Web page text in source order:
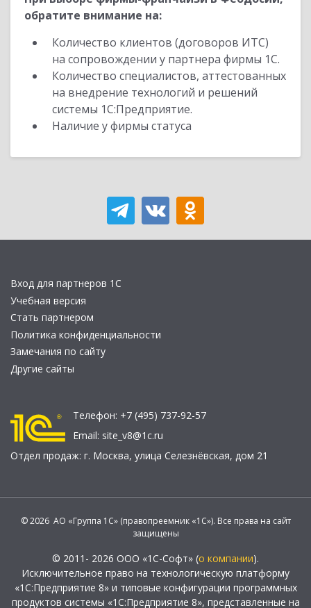
обратите внимание на:
Количество клиентов (договоров ИТС)
на сопровождении у партнера фирмы 1С.
Количество специалистов, аттестованных
на внедрение технологий и решений
системы 1С:Предприятие.
Наличие у фирмы статуса
Вход для партнеров 1С
Учебная версия
Стать партнером
Политика конфиденциальности
Замечания по сайту
Другие сайты
Телефон: +7 (495) 737-92-57
Email: site_v8@1c.ru
Отдел продаж: г. Москва, улица Селезнёвская, дом 21
© 2026 АО «Группа 1С» (правопреемник «1С»). Все права на сайт
защищены
© 2011- 2026 ООО «1С-Софт» (о компании).
Исключительное право на технологическую платформу
«1С:Предприятие 8» и типовые конфигурации программных
продуктов системы «1С:Предприятие 8», представленные на